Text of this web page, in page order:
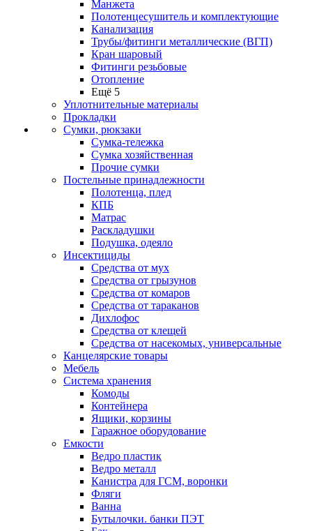
Манжета
Полотенцесушитель и комплектующие
Канализация
Трубы/фитинги металлические (ВГП)
Кран шаровый
Фитинги резьбовые
Отопление
Ещё 5
Уплотнительные материалы
Прокладки
Сумки, рюкзаки
Сумка-тележка
Сумка хозяйственная
Прочие сумки
Постельные принадлежности
Полотенца, плед
КПБ
Матрас
Раскладушки
Подушка, одеяло
Инсектициды
Средства от мух
Средства от грызунов
Средства от комаров
Средства от тараканов
Дихлофос
Средства от клещей
Средства от насекомых, универсальные
Канцелярские товары
Мебель
Система хранения
Комоды
Контейнера
Ящики, корзины
Гаражное оборудование
Емкости
Ведро пластик
Ведро металл
Канистра для ГСМ, воронки
Фляги
Ванна
Бутылочки. банки ПЭТ